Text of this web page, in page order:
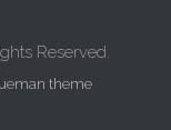
Reserved.
theme